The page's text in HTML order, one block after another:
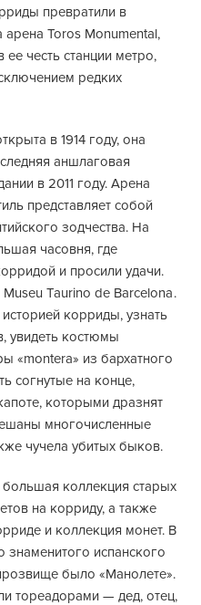
превратили в
арена Toros Monumental,
честь станции метро,
редких
в 1914 году, она
аншлаговая
в 2011 году. Арена
представляет собой
зодчества. На
часовня, где
и просили удачи.
Taurino de Barcelona.
корриды, узнать
увидеть костюмы
«montera» из бархатного
согнутые на конце,
которыми дразнят
многочисленные
чучела убитых быков.
коллекция старых
на корриду, а также
и коллекция монет. В
знаменитого испанского
было «Манолете».
тореадорами — дед, отец,